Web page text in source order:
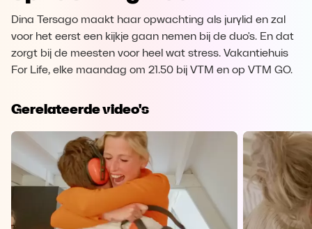
Dina Tersago maakt haar opwachting als jurylid en zal
voor het eerst een kijkje gaan nemen bij de duo's. En dat
zorgt bij de meesten voor heel wat stress. Vakantiehuis
For Life, elke maandag om 21.50 bij VTM en op VTM GO.
Gerelateerde video's